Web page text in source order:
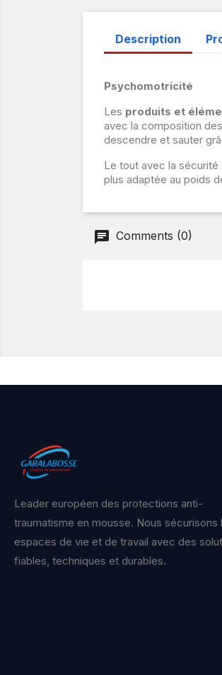
Description
Psychomotricité
Les produits et
avec la composition
descendre et sauter
Le tout avec la
plus adaptée au poids
Comments (0)
Leader européen des protections anti-
traumatisme en mousse. Nous sécurisons
espaces de vie et de travail avec des
fiables, techniques et durables.